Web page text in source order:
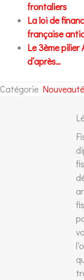
frontaliers
La loi de
française
Le 3ème pilier
d’après…
Catégorie